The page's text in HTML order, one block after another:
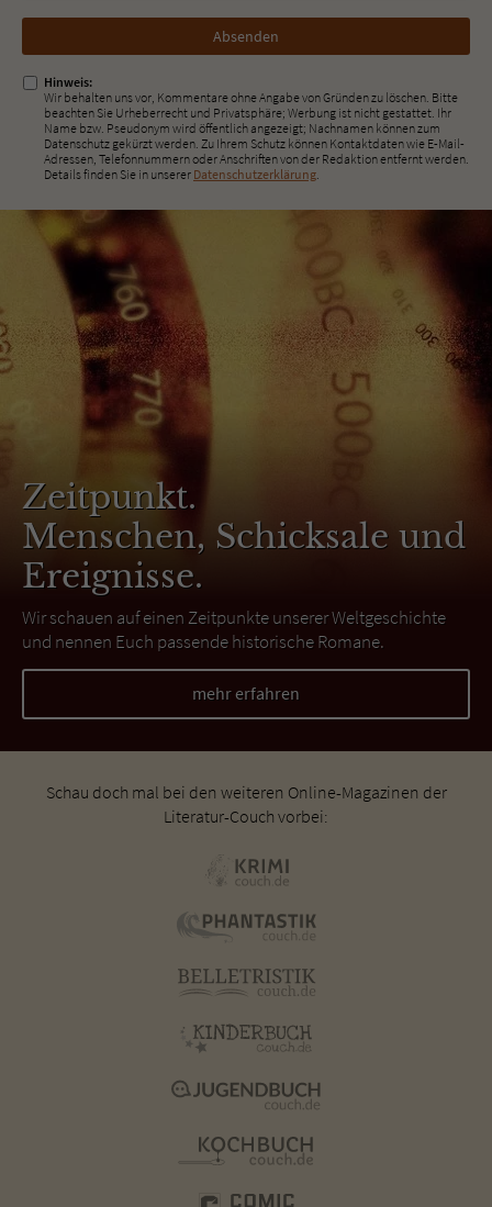
Nicht
ausfüllen!
Hinweis:
Wir behalten uns vor, Kommentare ohne Angabe von Gründen zu löschen. Bitte
beachten Sie Urheberrecht und Privatsphäre; Werbung ist nicht gestattet. Ihr
Name bzw. Pseudonym wird öffentlich angezeigt; Nachnamen können zum
Datenschutz gekürzt werden. Zu Ihrem Schutz können Kontaktdaten wie E-Mail-
Adressen, Telefonnummern oder Anschriften von der Redaktion entfernt werden.
Details finden Sie in unserer Datenschutzerklärung
Zeitpunkt.
Menschen, Schicksale und
Ereignisse.
Wir schauen auf einen Zeitpunkte unserer Weltgeschichte
und nennen Euch passende historische Romane.
mehr erfahren
Schau doch mal bei den weiteren Online-Magazinen der
Literatur-Couch vorbei: